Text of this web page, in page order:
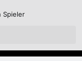
Spieler